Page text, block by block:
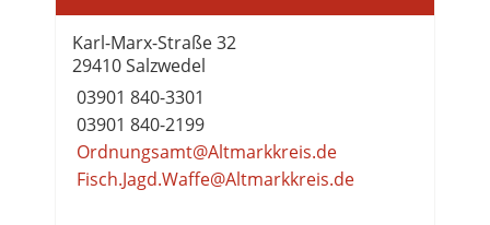
Karl-Marx-Straße 32
29410 Salzwedel
03901 840-3301
03901 840-2199
Ordnungsamt@Altmarkkreis.de
Fisch.Jagd.Waffe@Altmarkkreis.de